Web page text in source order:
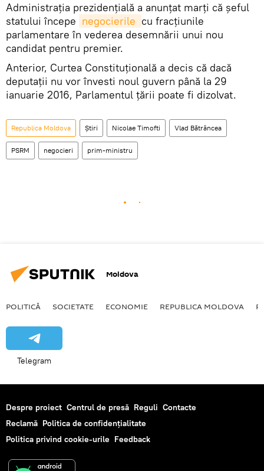
Administraţia prezidenţială a anunţat marți că şeful
statului începe negocierile cu fracțiunile
parlamentare în vederea desemnării unui nou
candidat pentru premier.
Anterior, Curtea Constituțională a decis că dacă
deputații nu vor învesti noul guvern până la 29
ianuarie 2016, Parlamentul țării poate fi dizolvat.
Republica Moldova Știri Nicolae Timofti Vlad Bătrâncea
PSRM negocieri prim-ministru
Moldova
POLITICĂ SOCIETATE ECONOMIE REPUBLICA MOLDOVA
Telegram
Despre proiect Centrul de presă Reguli Contacte
Reclamă Politica de confidențialitate
Politica privind cookie-urile Feedback